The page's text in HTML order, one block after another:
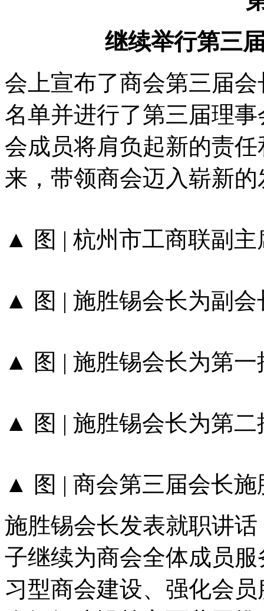
继续举行第三
会上宣布了商会第三届
名单并进行了第三届理
会成员将肩负起新的责
来，带领商会迈入崭新
▲ 图 | 杭州市工商联副
▲ 图 | 施胜锡会长为副会
▲ 图 | 施胜锡会长为第一
▲ 图 | 施胜锡会长为第二
▲ 图 | 商会第三届会长施
施胜锡会长发表就职讲
子继续为商会全体成员
习型商会建设、强化会